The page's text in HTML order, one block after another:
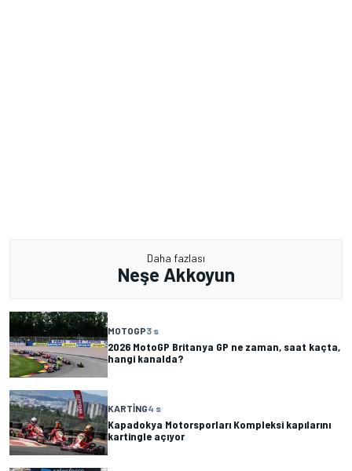
Daha fazlası
Neşe Akkoyun
MOTOGP3 s
2026 MotoGP Britanya GP ne zaman, saat kaçta,
hangi kanalda?
KARTING4 s
Kapadokya Motorsporları Kompleksi kapılarını
kartingle açıyor